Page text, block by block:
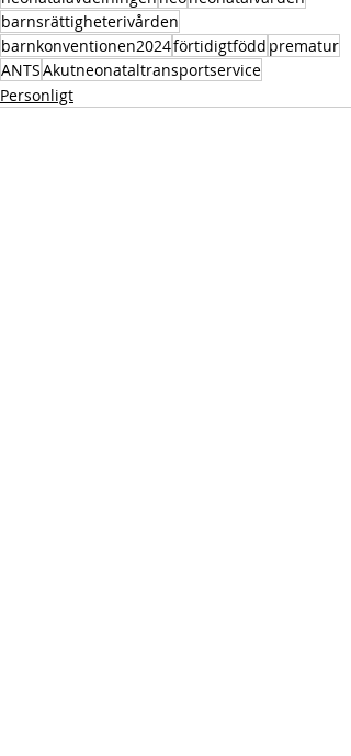
barnsrättigheterivården
barnkonventionen2024förtidigtfödd prematur
ANTSAkutneonataltransportservice
Personligt